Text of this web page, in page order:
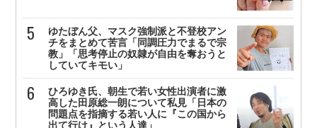
ゆたぼん父、マスク強制派と不登校アン
チをまとめて苦言「同調圧力でまるで宗
教」「思考停止の奴隷が自由を奪おうと
していてキモい」
ひろゆき氏、朝生で若い女性出演者に激
高した田原総一朗について私見「日本の
問題点を指摘する若い人に『この国から
出て行け』という人達」